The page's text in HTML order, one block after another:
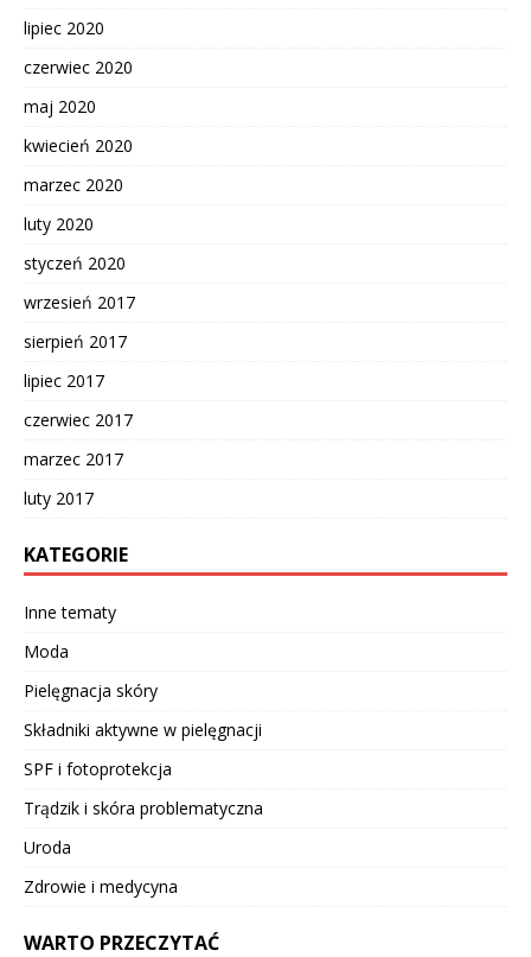
lipiec 2020
czerwiec 2020
maj 2020
kwiecień 2020
marzec 2020
luty 2020
styczeń 2020
wrzesień 2017
sierpień 2017
lipiec 2017
czerwiec 2017
marzec 2017
luty 2017
KATEGORIE
Inne tematy
Moda
Pielęgnacja skóry
Składniki aktywne w pielęgnacji
SPF i fotoprotekcja
Trądzik i skóra problematyczna
Uroda
Zdrowie i medycyna
WARTO PRZECZYTAĆ